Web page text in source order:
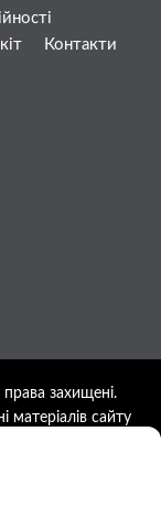
Контакти
захищені.
матеріалів сайту